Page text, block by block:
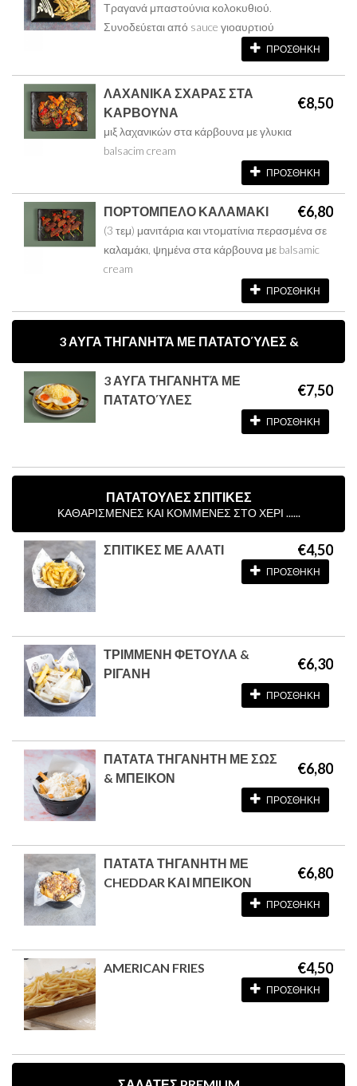
Τραγανά μπαστούνια κολοκυθιού.
Συνοδεύεται από sauce γιοαυρτιού
ΠΡΟΣΘΗΚΗ
ΛΑΧΑΝΙΚΑ ΣΧΑΡΑΣ ΣΤΑ
ΚΑΡΒΟΥΝΑ
€8,50
μιξ λαχανικών στα κάρβουνα με γλυκια
balsacim cream
ΠΡΟΣΘΗΚΗ
ΠΟΡΤΟΜΠΕΛΟ ΚΑΛΑΜΑΚΙ €6,80
(3 τεμ) μανιτάρια και ντοματίνια περασμένα σε
καλαμάκι, ψημένα στα κάρβουνα με balsamic
cream
ΠΡΟΣΘΗΚΗ
3 ΑΥΓΑ ΤΗΓΑΝΗΤΆ ΜΕ ΠΑΤΑΤΟΎΛΕΣ &
3 ΑΥΓΑ ΤΗΓΑΝΗΤΆ ΜΕ
ΠΑΤΑΤΟΎΛΕΣ
€7,50
ΠΡΟΣΘΗΚΗ
ΠΑΤΑΤΟΥΛΕΣ ΣΠΙΤΙΚΕΣ
ΚΑΘΑΡΙΣΜΕΝΕΣ ΚΑΙ ΚΟΜΜΕΝΕΣ ΣΤΟ ΧΕΡΙ ......
ΣΠΙΤΙΚΕΣ ΜΕ ΑΛΑΤΙ €4,50
ΠΡΟΣΘΗΚΗ
ΤΡΙΜΜΕΝΗ ΦΕΤΟΥΛΑ &
ΡΙΓΑΝΗ
€6,30
ΠΡΟΣΘΗΚΗ
ΠΑΤΑΤΑ ΤΗΓΑΝΗΤΗ ΜΕ ΣΩΣ
& ΜΠΕΙΚΟΝ
€6,80
ΠΡΟΣΘΗΚΗ
ΠΑΤΑΤΑ ΤΗΓΑΝΗΤΗ ΜΕ
CHEDDAR ΚΑΙ ΜΠΕΙΚΟΝ
€6,80
ΠΡΟΣΘΗΚΗ
AMERICAN FRIES €4,50
ΠΡΟΣΘΗΚΗ